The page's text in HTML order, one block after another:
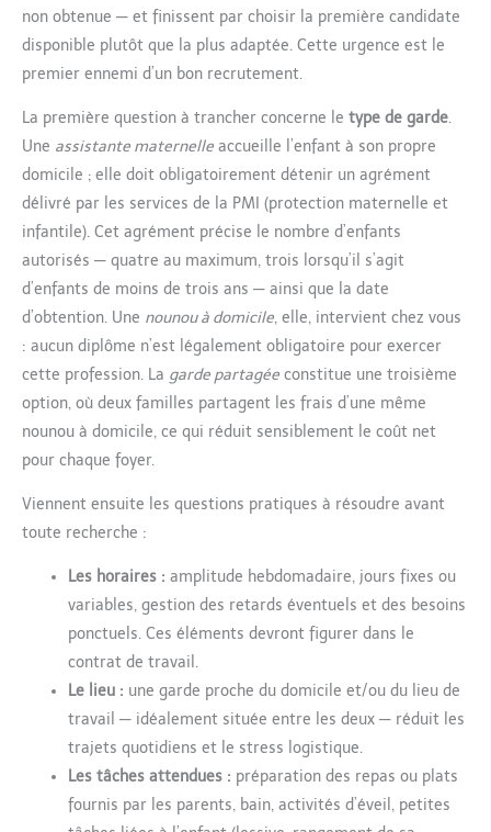
non obtenue — et finissent par choisir la première candidate
disponible plutôt que la plus adaptée. Cette urgence est le
premier ennemi d’un bon recrutement.
La première question à trancher concerne le type de garde.
Une assistante maternelle accueille l’enfant à son propre
domicile ; elle doit obligatoirement détenir un agrément
délivré par les services de la PMI (protection maternelle et
infantile). Cet agrément précise le nombre d’enfants
autorisés — quatre au maximum, trois lorsqu’il s’agit
d’enfants de moins de trois ans — ainsi que la date
d’obtention. Une nounou à domicile, elle, intervient chez vous
: aucun diplôme n’est légalement obligatoire pour exercer
cette profession. La garde partagée constitue une troisième
option, où deux familles partagent les frais d’une même
nounou à domicile, ce qui réduit sensiblement le coût net
pour chaque foyer.
Viennent ensuite les questions pratiques à résoudre avant
toute recherche :
Les horaires : amplitude hebdomadaire, jours fixes ou
variables, gestion des retards éventuels et des besoins
ponctuels. Ces éléments devront figurer dans le
contrat de travail.
Le lieu : une garde proche du domicile et/ou du lieu de
travail — idéalement située entre les deux — réduit les
trajets quotidiens et le stress logistique.
Les tâches attendues : préparation des repas ou plats
fournis par les parents, bain, activités d’éveil, petites